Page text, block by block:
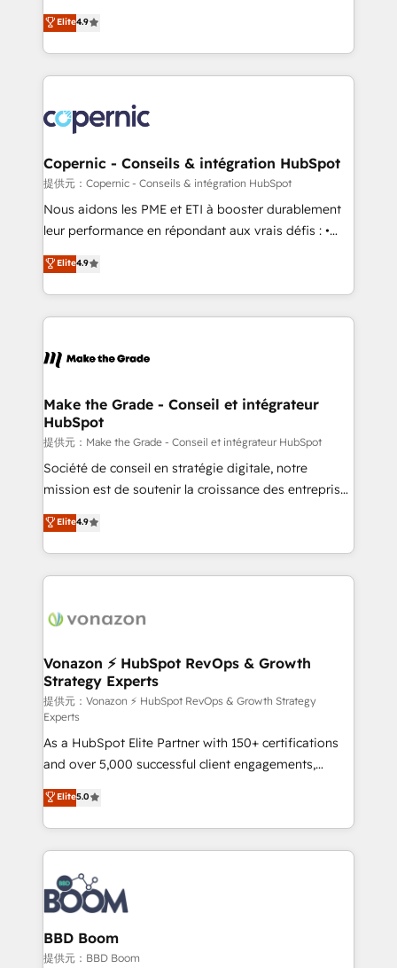
growth • Create content and videos that attract
buyers • Use AI to scale smarter Our coaching-led
lasts. So if you're ready to become the most trusted
voice in your market, let’s talk.
businesses. We go beyond implementation, shaping
the strategy, processes, and teams that turn
HubSpot into a genuine growth engine. Named
HubSpot's Global Partner of the Year in 2024,
worldwide, and with over 15 years in the ecosystem,
Huble has built a track record that speaks for itself.
One company, one operating model, delivering
across offices and consulting teams in the UK, USA,
Canada, Germany, France, Belgium, Singapore, and
South Africa. Certified compliant with ISO/IEC
international offices and 175+ employees.
Elite4.9
Copernic - Conseils & intégration HubSpot
提供元：Copernic - Conseils & intégration HubSpot
Nous aidons les PME et ETI à booster durablement
leur performance en répondant aux vrais défis : •
Intégration de HubSpot avec d’autres outils (ERP,
téléphonie, etc.) • Alignement des équipes grâce à un
outil et des données partagées • Amélioration de la
collecte et de l’analyse des données pour des
de la productivité des équipes Notre équipe de 30
avec un engagement total, alignant processus
métiers et technologie, et guidant vos équipes à
travers le changement, tout en centrant vos objectifs
d’entreprise. Grâce à une méthodologie éprouvée
auprès de plus de 400 clients, nous comprenons
HubSpot dans votre organisation. Pour toute
question technique ou besoin de structuration de
Elite4.9
Make the Grade - Conseil et intégrateur
HubSpot
提供元：Make the Grade - Conseil et intégrateur HubSpot
Société de conseil en stratégie digitale, notre
mission est de soutenir la croissance des entreprises
B2B à travers l’acquisition de nouveaux clients,
l'intégration CRM et le développement des revenus
auprès de vos comptes existants. En France et à
l'international, nous travaillons avec des ETI
delà d’une simple transformation digitale et des
➤ L’intégration de CRM et de méthodologie RevOps
pour aligner les équipes marketing, commerciales et
support client (data migration, synchronisation API,
audit et maintenance) ➤ La création de sites internet
de conversion qui transforment les visiteurs en
opportunités d'affaires ➤ La mise en place de
stratégies d'acquisition marketing (SEO, SEA,
inbound, automatisation marketing, ABM, IA,
emailing) Informations clés : - 10 ans d'expérience -
100+ intégrations CRM HubSpot réussies - 40
experts conseil - 150 certifications HubSpot
cumulées
Elite4.9
Vonazon ⚡ HubSpot RevOps & Growth
Strategy Experts
提供元：Vonazon ⚡ HubSpot RevOps & Growth Strategy
Experts
As a HubSpot Elite Partner with 150+ certifications
and over 5,000 successful client engagements,
Vonazon turns marketing complexity into
measurable, scalable growth. From onboarding to
enterprise-grade campaigns, our in-house team
builds scalable strategies that drive long-term
revenue. ⚙️ HubSpot Integration & Optimization •
Seamless CRM, CMS, and automation setup •
Complex platform migrations and data cleanups •
Custom APIs and third-party integrations 📈 End-to-
End Revenue Acceleration • Lifecycle marketing and
Elite5.0
BBD Boom
提供元：BBD Boom